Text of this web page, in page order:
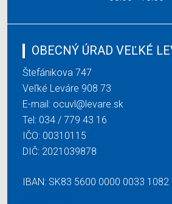
OBECNÝ ÚRAD VEĽKÉ
Štefánikova 747
Veľké Leváre 908 73
E-mail: ocuvl@levare.sk
Tel: 034 / 779 43 16
IČO: 00310115
DIČ: 2021039878
IBAN: SK83 5600 0000 0033 1082